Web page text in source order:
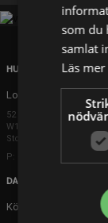
HUVUDKONTOR
London
52 Brook Street
W1K 5DS London
Storbritannien
P: +44 203 608 8181
DANMARK
Köpenhamn
som du
samlat
Läs mer